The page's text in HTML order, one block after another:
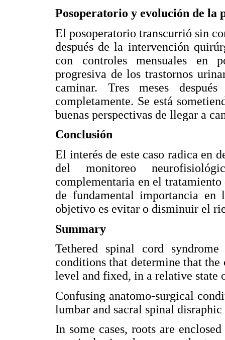
Posoperatorio y evolución de la
El posoperatorio transcurrió sin
después de la intervención
con controles mensuales en
progresiva de los trastornos
caminar. Tres meses
completamente. Se está
buenas perspectivas de llegar a
Conclusión
El interés de este caso radica en
del monitoreo
complementaria en el
de fundamental importancia en
objetivo es evitar o disminuir el
Summary
Tethered spinal cord
conditions that determine that
level and fixed, in a relative state
Confusing anatomo-surgical
lumbar and sacral spinal
In some cases, roots are